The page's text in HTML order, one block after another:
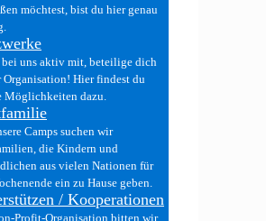
möchtest, bist du hier genau
uns aktiv mit, beteilige dich
Organisation! Hier findest du
Möglichkeiten dazu.
Camps suchen wir
die Kindern und
aus vielen Nationen für
ein zu Hause geben.
/ Kooperationen
Profit-Organisation bitten wir